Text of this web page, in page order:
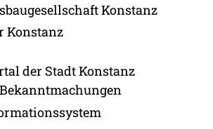
Konstanz
Konstanz
der Stadt Konstanz